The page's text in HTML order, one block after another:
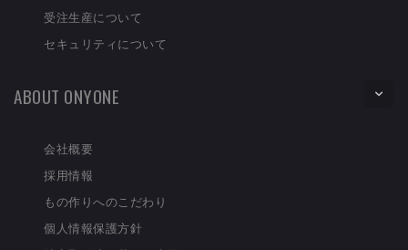
受注生産について
セキュリティについて
ABOUT ONYONE
会社概要
採用情報
もの作りへのこだわり
個人情報保護方針